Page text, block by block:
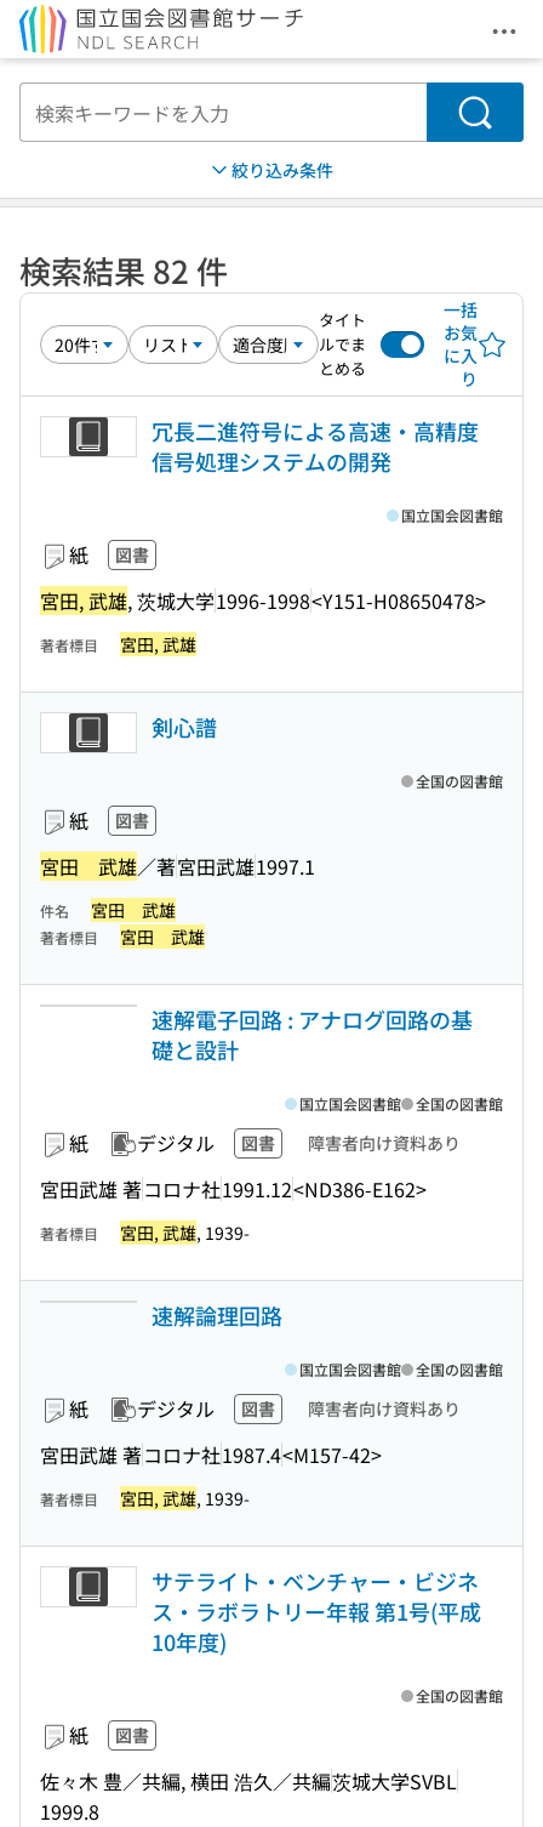
メ
検索
絞り込み条件
検索結果 82 件
タイト
ルでま
とめる
一括
お気
に入
り
冗長二進符号による高速・高精度
信号処理システムの開発
紙 図書
宮田, 武雄, 茨城大学1996-1998<Y151-H08650478>
国立国会図書館
著者標目 宮田, 武雄
剣心譜
紙 図書
宮田 武雄／著宮田武雄1997.1
全国の図書館
件名 宮田 武雄
著者標目 宮田 武雄
速解電子回路 : アナログ回路の基
礎と設計
紙 デジタル 図書 障害者向け資料あり
宮田武雄 著コロナ社1991.12<ND386-E162>
国立国会図書館 全国の図書館
著者標目 宮田, 武雄, 1939-
速解論理回路
紙 デジタル 図書 障害者向け資料あり
宮田武雄 著コロナ社1987.4<M157-42>
国立国会図書館 全国の図書館
著者標目 宮田, 武雄, 1939-
サテライト・ベンチャー・ビジネ
ス・ラボラトリー年報 第1号(平成
10年度)
紙 図書
佐々木 豊／共編, 横田 浩久／共編茨城大学SVBL
1999.8
全国の図書館